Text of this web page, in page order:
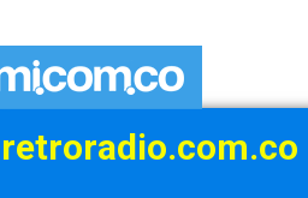
retroradio.com.co